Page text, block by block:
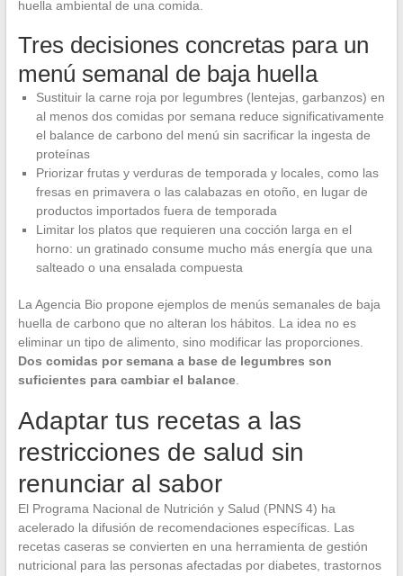
huella ambiental de una comida.
Tres decisiones concretas para un
menú semanal de baja huella
Sustituir la carne roja por legumbres (lentejas, garbanzos) en
al menos dos comidas por semana reduce significativamente
el balance de carbono del menú sin sacrificar la ingesta de
proteínas
Priorizar frutas y verduras de temporada y locales, como las
fresas en primavera o las calabazas en otoño, en lugar de
productos importados fuera de temporada
Limitar los platos que requieren una cocción larga en el
horno: un gratinado consume mucho más energía que una
salteado o una ensalada compuesta
La Agencia Bio propone ejemplos de menús semanales de baja
huella de carbono que no alteran los hábitos. La idea no es
eliminar un tipo de alimento, sino modificar las proporciones.
Dos comidas por semana a base de legumbres son
suficientes para cambiar el balance.
Adaptar tus recetas a las
restricciones de salud sin
renunciar al sabor
El Programa Nacional de Nutrición y Salud (PNNS 4) ha
acelerado la difusión de recomendaciones específicas. Las
recetas caseras se convierten en una herramienta de gestión
nutricional para las personas afectadas por diabetes, trastornos